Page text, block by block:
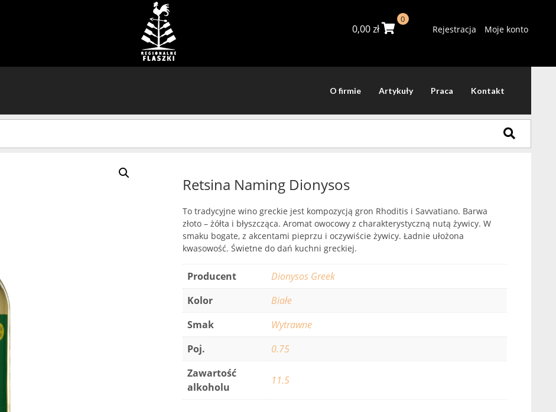
0,00zł
0
Rejestracja Moje konto
O firmie Artykuły Praca Kontakt
Retsina Naming Dionysos
To tradycyjne wino greckie jest kompozycją gron Rhoditis i Savvatiano. Barwa
złoto – żółta i błyszcząca. Aromat owocowy z charakterystyczną nutą żywicy. W
smaku bogate, z akcentami pieprzu i oczywiście żywicy. Ładnie ułożona
kwasowość. Świetne do dań kuchni greckiej.
Producent
Dionysos Greek
Kolor
Białe
Smak
Wytrawne
Poj.
0.75
Zawartość
alkoholu
11.5